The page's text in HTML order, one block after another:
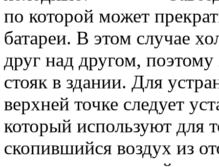
по которой может
батареи. В этом случае
друг над другом,
стояк в здании. Для
верхней точке следует
который используют для
скопившийся воздух из